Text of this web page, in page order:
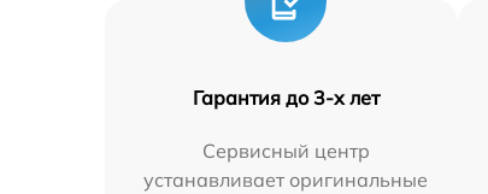
Гарантия до 3-х лет
Сервисный центр
устанавливает оригинальные